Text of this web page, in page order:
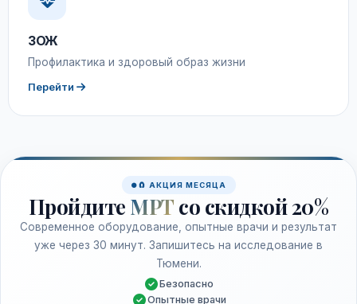
ЗОЖ
Профилактика и здоровый образ жизни
Перейти
🧲 АКЦИЯ МЕСЯЦА
Пройдите МРТ со скидкой 20%
Современное оборудование, опытные врачи и результат
уже через 30 минут. Запишитесь на исследование в
Тюмени.
Безопасно
Опытные врачи